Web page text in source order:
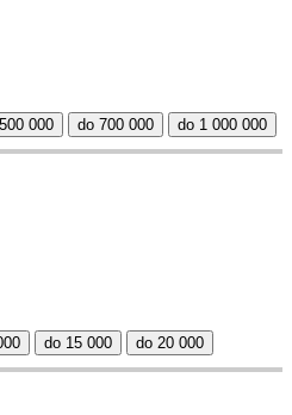
000 do 700 000 do 1 000 000
do 15 000 do 20 000